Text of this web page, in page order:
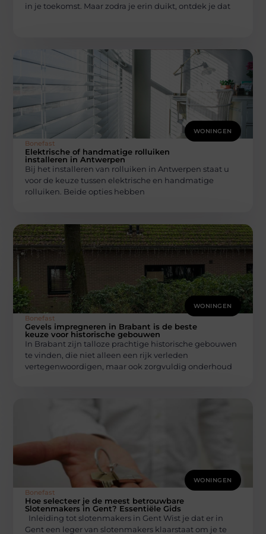
in je toekomst. Maar zodra je erin duikt, ontdek je dat
WONINGEN
Bonefast
Elektrische of handmatige rolluiken
installeren in Antwerpen
Bij het installeren van rolluiken in Antwerpen staat u
voor de keuze tussen elektrische en handmatige
rolluiken. Beide opties hebben
WONINGEN
Bonefast
Gevels impregneren in Brabant is de beste
keuze voor historische gebouwen
In Brabant zijn talloze prachtige historische gebouwen
te vinden, die niet alleen een rijk verleden
vertegenwoordigen, maar ook zorgvuldig onderhoud
WONINGEN
Bonefast
Hoe selecteer je de meest betrouwbare
Slotenmakers in Gent? Essentiële Gids
Inleiding tot slotenmakers in Gent Wist je dat er in
Gent een leger van slotenmakers klaarstaat om je te